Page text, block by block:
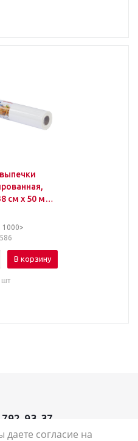
см х 50 м,
1000>
В корзину
шт
792-93-37
согласие на